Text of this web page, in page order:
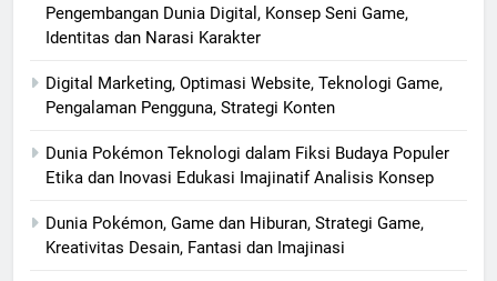
Pengembangan Dunia Digital, Konsep Seni Game,
Identitas dan Narasi Karakter
Digital Marketing, Optimasi Website, Teknologi Game,
Pengalaman Pengguna, Strategi Konten
Dunia Pokémon Teknologi dalam Fiksi Budaya Populer
Etika dan Inovasi Edukasi Imajinatif Analisis Konsep
Dunia Pokémon, Game dan Hiburan, Strategi Game,
Kreativitas Desain, Fantasi dan Imajinasi